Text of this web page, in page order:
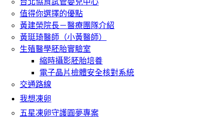
台北協育試管嬰兒中心
值得你選擇的優點
黃建榮院長－醫療團隊介紹
黃珽琦醫師（小黃醫師）
生殖醫學胚胎實驗室
縮時攝影胚胎培養
電子晶片檢體安全核對系統
交通路線
我想凍卵
五星凍卵守護圓夢專案